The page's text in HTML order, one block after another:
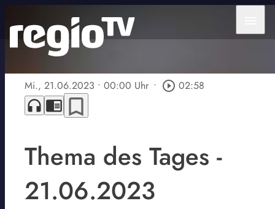
Mi., 21.06.2023 • 00:00 Uhr • play_circle_outline 02:58
headphones chrome_reader_mode bookmark_border
Thema des Tages -
21.06.2023